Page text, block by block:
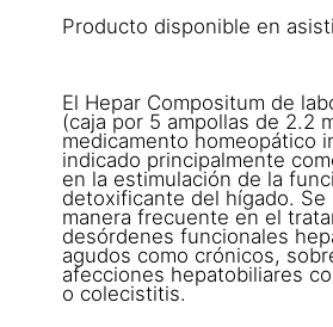
Producto disponible en
El Hepar Compositum de
(caja por 5 ampollas de 2.2
medicamento homeopático
indicado principalmente
en la estimulación de la
detoxificante del hígado. Se
manera frecuente en el
desórdenes funcionales
agudos como crónicos,
afecciones hepatobiliares
o colecistitis.